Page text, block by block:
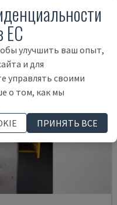
ЕС
улучшить ваш опыт,
и для
управлять своими
о том, как мы
ПРИНЯТЬ ВСЕ